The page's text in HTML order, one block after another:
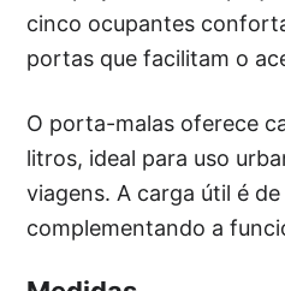
cinco ocupantes
portas que facilitam o
O porta-malas oferece
litros, ideal para uso
viagens. A carga útil é
complementando a